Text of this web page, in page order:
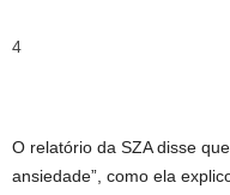
4
O relatório da SZA disse
ansiedade”, como ela